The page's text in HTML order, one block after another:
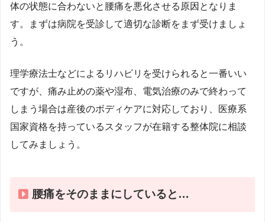
体の状態に合わないと腰痛を悪化させる原因となりま
す。まずは病院を受診して適切な診断をまず受けましょ
う。
理学療法士などによるリハビリを受けられると一番いい
ですが、痛み止めの薬や湿布、電気治療のみで終わって
しまう場合は産後のボディケアに対応しており、医療系
国家資格を持っているスタッフが在籍する整体院に相談
してみましょう。
腰痛をそのままにしていると…